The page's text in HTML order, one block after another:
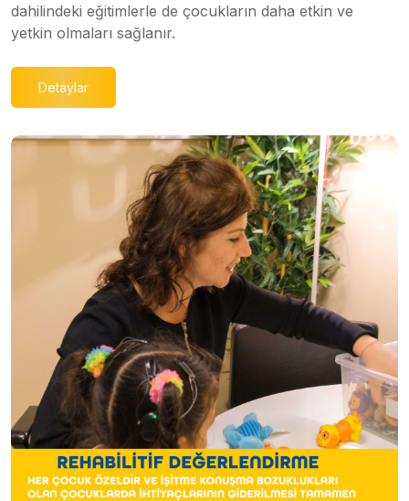
dahilindeki eğitimlerle de çocukların daha etkin ve
yetkin olmaları sağlanır.
Detaylar